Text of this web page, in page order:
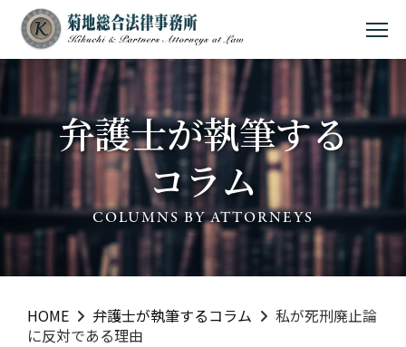
MENU
弁護士が執筆する
コラム
COLUMNS BY ATTORNEYS
HOME 弁護士が執筆するコラム
私が死刑廃止論
に反対である理由